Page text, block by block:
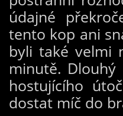
údajné
tento kop ani
byli také velmi
minutě.
hostujícího
dostat míč do